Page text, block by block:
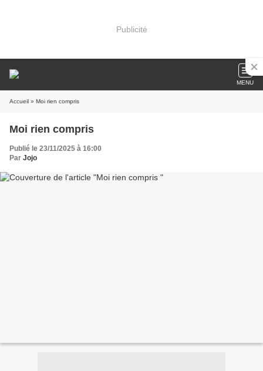
Publicité
MENU
Accueil » Moi rien compris
Moi rien compris
Publié le 23/11/2025 à 16:00
Par Jojo